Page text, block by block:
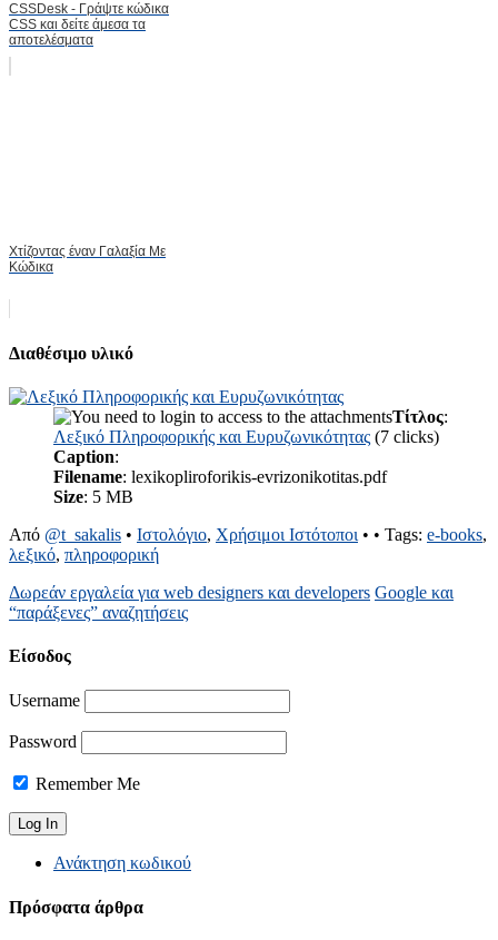
CSSDesk - Γράψτε κώδικα
CSS και δείτε άμεσα τα
αποτελέσματα
Χτίζοντας έναν Γαλαξία Με
Κώδικα
Διαθέσιμο υλικό
Τίτλος:
Λεξικό Πληροφορικής και Ευρυζωνικότητας (7 clicks)
Caption:
Filename: lexikopliroforikis-evrizonikotitas.pdf
Size: 5 MB
Από @t_sakalis • Ιστολόγιο, Χρήσιμοι Ιστότοποι • • Tags: e-books,
λεξικό, πληροφορική
Δωρεάν εργαλεία για web designers και developers Google και
“παράξενες” αναζητήσεις
Είσοδος
Username
Password
Remember Me
Ανάκτηση κωδικού
Πρόσφατα άρθρα